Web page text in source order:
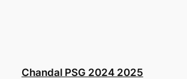
Chandal PSG 2024 2025